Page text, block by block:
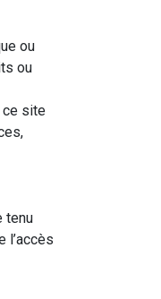
ou
ou
ce site
tenu
l’accès